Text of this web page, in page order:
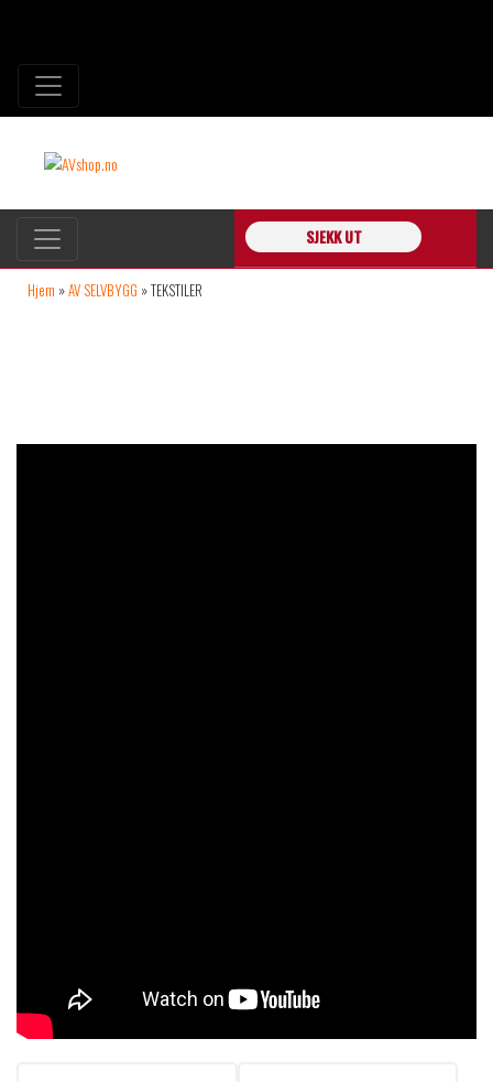
SJEKK UT
Hjem »AV SELVBYGG »TEKSTILER